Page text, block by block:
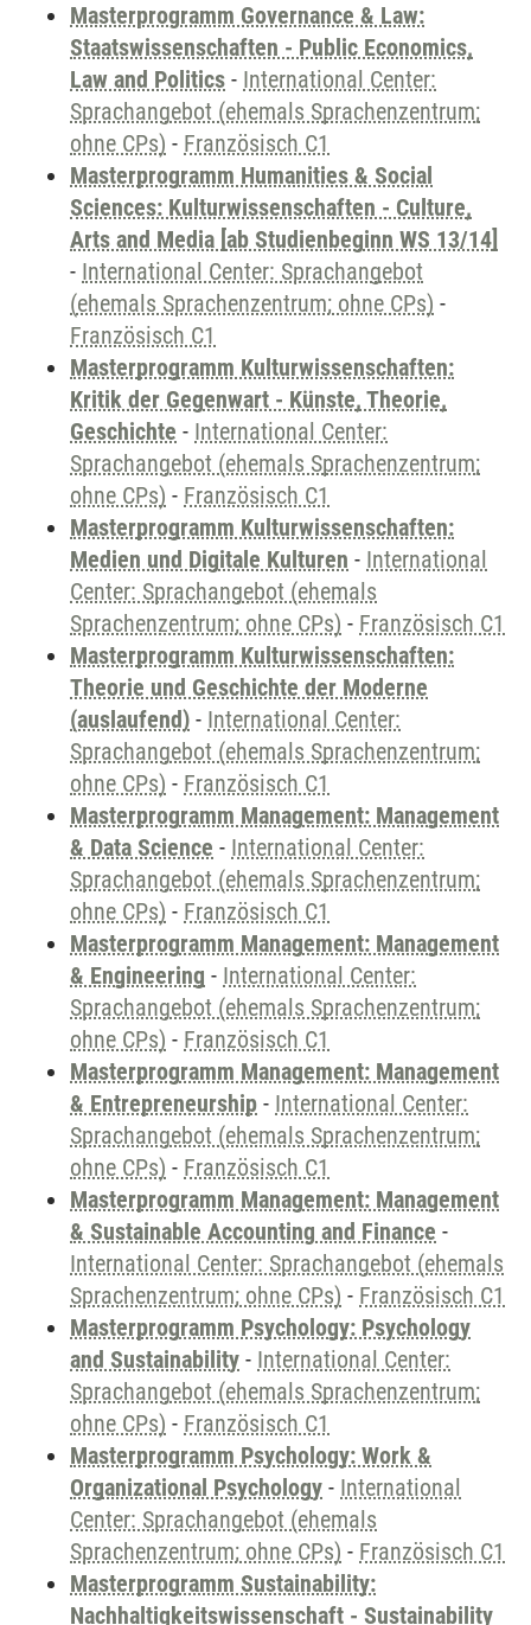
Masterprogramm Governance & Law:
Staatswissenschaften - Public Economics,
Law and Politics - International Center:
Sprachangebot (ehemals Sprachenzentrum;
ohne CPs) - Französisch C1
Masterprogramm Humanities & Social
Sciences: Kulturwissenschaften - Culture,
Arts and Media [ab Studienbeginn WS 13/14]
- International Center: Sprachangebot
(ehemals Sprachenzentrum; ohne CPs) -
Französisch C1
Masterprogramm Kulturwissenschaften:
Kritik der Gegenwart - Künste, Theorie,
Geschichte - International Center:
Sprachangebot (ehemals Sprachenzentrum;
ohne CPs) - Französisch C1
Masterprogramm Kulturwissenschaften:
Medien und Digitale Kulturen - International
Center: Sprachangebot (ehemals
Sprachenzentrum; ohne CPs) - Französisch C1
Masterprogramm Kulturwissenschaften:
Theorie und Geschichte der Moderne
(auslaufend) - International Center:
Sprachangebot (ehemals Sprachenzentrum;
ohne CPs) - Französisch C1
Masterprogramm Management: Management
& Data Science - International Center:
Sprachangebot (ehemals Sprachenzentrum;
ohne CPs) - Französisch C1
Masterprogramm Management: Management
& Engineering - International Center:
Sprachangebot (ehemals Sprachenzentrum;
ohne CPs) - Französisch C1
Masterprogramm Management: Management
& Entrepreneurship - International Center:
Sprachangebot (ehemals Sprachenzentrum;
ohne CPs) - Französisch C1
Masterprogramm Management: Management
& Sustainable Accounting and Finance -
International Center: Sprachangebot (ehemals
Sprachenzentrum; ohne CPs) - Französisch C1
Masterprogramm Psychology: Psychology
and Sustainability - International Center:
Sprachangebot (ehemals Sprachenzentrum;
ohne CPs) - Französisch C1
Masterprogramm Psychology: Work &
Organizational Psychology - International
Center: Sprachangebot (ehemals
Sprachenzentrum; ohne CPs) - Französisch C1
Masterprogramm Sustainability:
Nachhaltigkeitswissenschaft - Sustainability